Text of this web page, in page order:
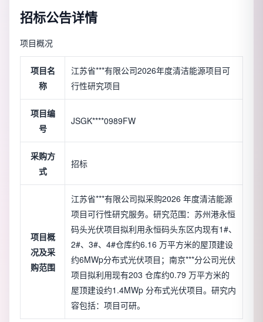
招标公告详情
项目概况
项目名
称
江苏省***有限公司2026年度清洁能源项目可
行性研究项目
项目编
号
JSGK****0989FW
采购方
式
招标
项目概
况及采
购范围
江苏省***有限公司拟采购2026 年度清洁能源
项目可行性研究服务。研究范围：苏州港永恒
码头光伏项目拟利用永恒码头东区内现有1#、
2#、3#、4#仓库约6.16 万平方米的屋顶建设
约6MWp分布式光伏项目；南京***分公司光伏
项目拟利用现有203 仓库约0.79 万平方米的
屋顶建设约1.4MWp 分布式光伏项目。研究内
容包括：项目可研。